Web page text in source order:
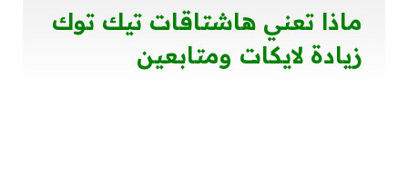
ماذا تعني هاشتاقات تيك توك
زيادة لايكات ومتابعين